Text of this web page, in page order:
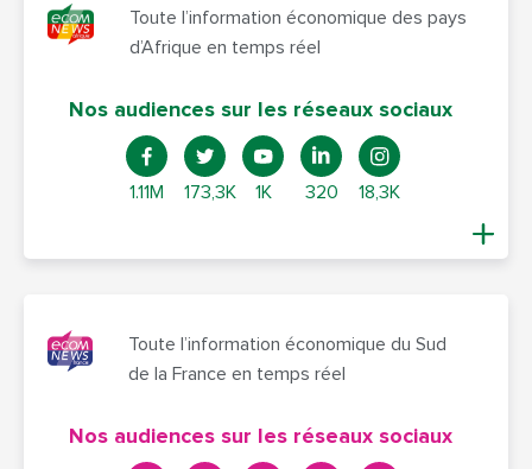
Toute l’information économique des pays
d’Afrique en temps réel
Nos audiences sur les réseaux sociaux
1.11M 173,3K 1K 320 18,3K
Toute l’information économique du Sud
de la France en temps réel
Nos audiences sur les réseaux sociaux